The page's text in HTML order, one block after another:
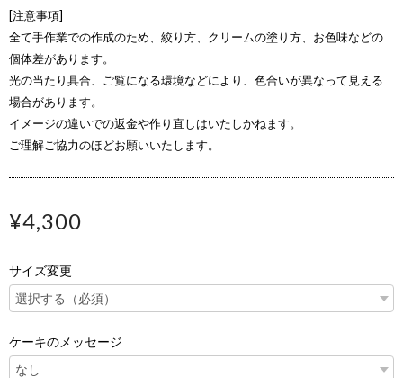
[注意事項]
全て手作業での作成のため、絞り方、クリームの塗り方、お色味などの
個体差があります。
光の当たり具合、ご覧になる環境などにより、色合いが異なって見える
場合があります。
イメージの違いでの返金や作り直しはいたしかねます。
ご理解ご協力のほどお願いいたします。
¥4,300
サイズ変更
ケーキのメッセージ